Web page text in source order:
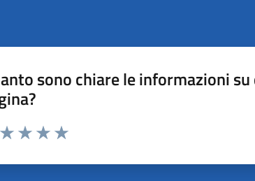
sono chiare le informazioni
da 1 a 5 stelle la pagina